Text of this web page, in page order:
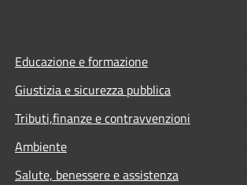
Educazione e formazione
Giustizia e sicurezza pubblica
Tributi,finanze e contravvenzioni
Ambiente
Salute, benessere e assistenza